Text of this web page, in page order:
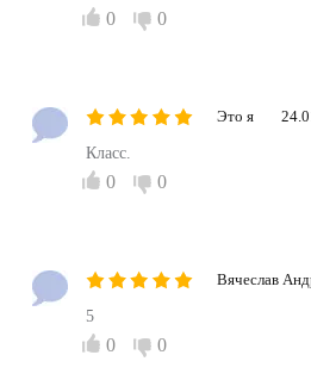
0 0
Это я
Класс.
0 0
Вячеслав
5
0 0